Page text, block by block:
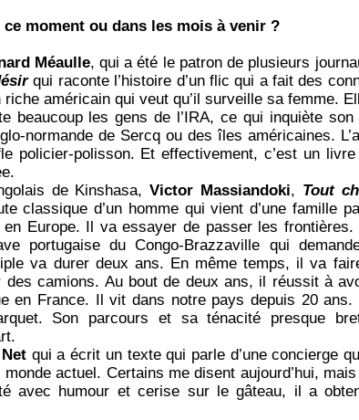
moment ou dans les mois à venir ?
Méaulle, qui a été le patron de plusieurs
qui raconte l’histoire d’un flic qui a fait des
américain qui veut qu’il surveille sa femme.
beaucoup les gens de l’IRA, ce qui inquiète son
normande de Sercq ou des îles américaines.
policier-polisson. Et effectivement, c’est un
de Kinshasa,Victor Massiandoki, Tout
classique d’un homme qui vient d’une famille
Europe. Il va essayer de passer les
portugaise du Congo-Brazzaville qui
va durer deux ans. En même temps, il va
camions. Au bout de deux ans, il réussit à
en France. Il vit dans notre pays depuis 20
Son parcours et sa ténacité presque
qui a écrit un texte qui parle d’une concierge
actuel. Certains me disent aujourd’hui, mais
avec humour et cerise sur le gâteau, il a